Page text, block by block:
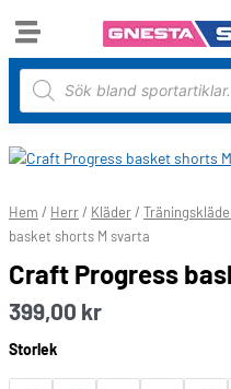
till
innehåll
Products
search
Hem / Herr/ Kläder/
basket shorts M svarta
Craft Progress
399,00 kr
Storlek
Craft
basket
shorts
svarta
mängd